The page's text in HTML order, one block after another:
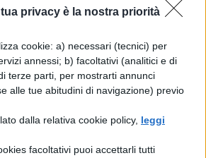
tua privacy è la nostra priorità
cookie: a) necessari (tecnici) per
annessi; b) facoltativi (analitici e di
terze parti, per mostrarti annunci
alle tue abitudini di navigazione) previo
dalla relativa cookie policy, leggi
facoltativi puoi accettarli tutti
in tre articoli che
alle scuole l’obbligo
consenso preventivo dai
studenti maggiorenni
attività specifiche
L’articolo 2 regola